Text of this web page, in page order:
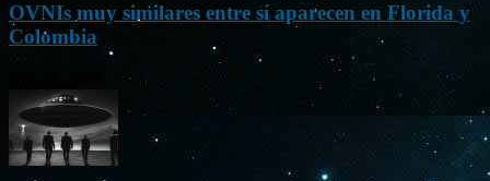
OVNIs muy similares entre sí aparecen en Florida y
Colombia